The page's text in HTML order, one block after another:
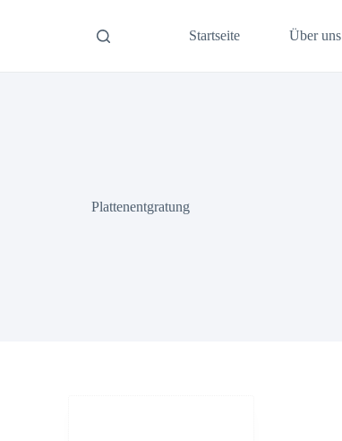
Startseite Über uns
Plattenentgratung